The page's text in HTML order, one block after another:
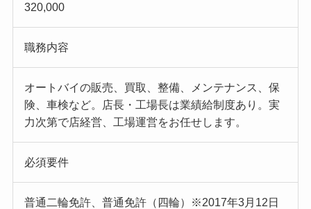
320,000
職務内容
オートバイの販売、買取、整備、メンテナンス、保
険、車検など。店長・工場長は業績給制度あり。実
力次第で店経営、工場運営をお任せします。
必須要件
普通二輪免許、普通免許（四輪）※2017年3月12日